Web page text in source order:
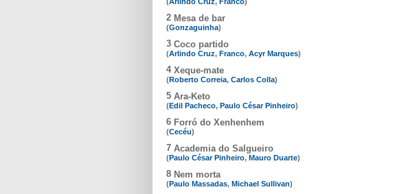
2 Mesa de bar
(Gonzaguinha)
3 Coco partido
(Arlindo Cruz, Franco, Acyr Marques)
4 Xeque-mate
(Roberto Correia, Carlos Colla)
5 Ara-Keto
(Edil Pacheco, Paulo César Pinheiro)
6 Forró do Xenhenhem
(Cecéu)
7 Academia do Salgueiro
(Paulo César Pinheiro, Mauro Duarte)
8 Nem morta
(Paulo Massadas, Michael Sullivan)